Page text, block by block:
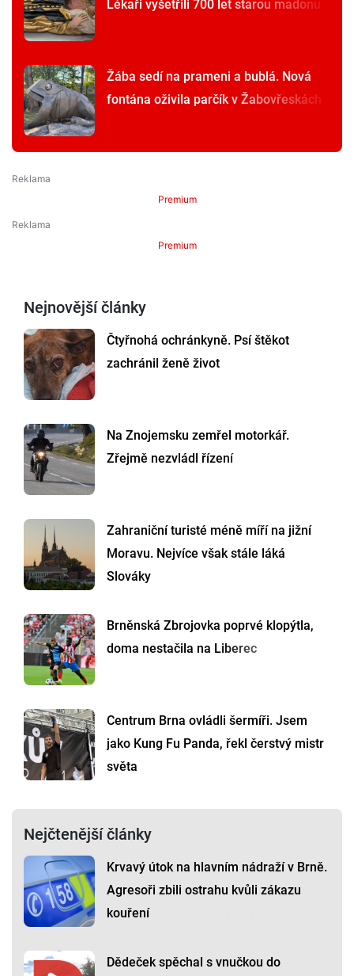
Lékaři vyšetřili 700 let starou madonu
Žába sedí na prameni a bublá. Nová
fontána oživila parčík v Žabovřeskách
Premium
Premium
Nejnovější články
Čtyřnohá ochránkyně. Psí štěkot
zachránil ženě život
Na Znojemsku zemřel motorkář.
Zřejmě nezvládl řízení
Zahraniční turisté méně míří na jižní
Moravu. Nejvíce však stále láká
Slováky
Brněnská Zbrojovka poprvé klopýtla,
doma nestačila na Liberec
Centrum Brna ovládli šermíři. Jsem
jako Kung Fu Panda, řekl čerstvý mistr
světa
Nejčtenější články
Krvavý útok na hlavním nádraží v Brně.
Agresoři zbili ostrahu kvůli zákazu
kouření
Dědeček spěchal s vnučkou do